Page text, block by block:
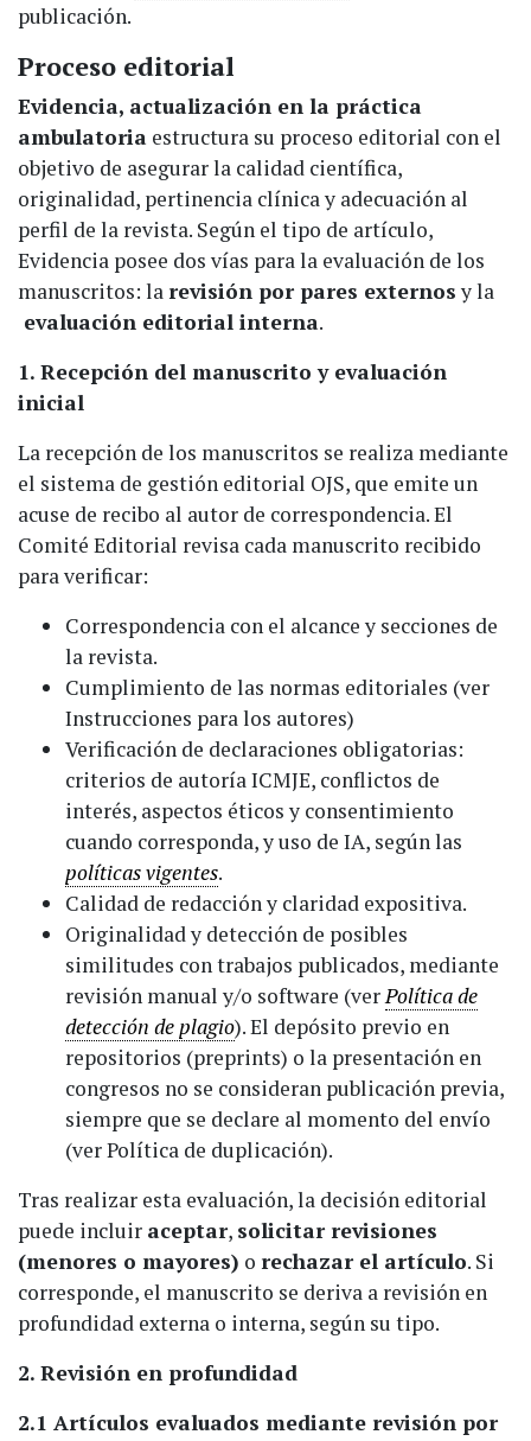
publicación.
Proceso editorial
Evidencia, actualización en la práctica
ambulatoria estructura su proceso editorial con el
objetivo de asegurar la calidad científica,
originalidad, pertinencia clínica y adecuación al
perfil de la revista. Según el tipo de artículo,
Evidencia posee dos vías para la evaluación de los
manuscritos: larevisión por pares externos y la
evaluación editorial interna.
1. Recepción del manuscrito y evaluación
inicial
La recepción de los manuscritos se realiza mediante
el sistema de gestión editorial OJS, que emite un
acuse de recibo al autor de correspondencia.El
Comité Editorial revisa cada manuscrito recibido
para verificar:
Correspondencia con el alcance y secciones de
la revista.
Cumplimiento de las normas editoriales (ver
Instrucciones para los autores)
Verificación de declaraciones obligatorias:
criterios de autoría ICMJE, conflictos de
interés, aspectos éticos y consentimiento
cuando corresponda, y uso de IA, según las
políticas vigentes.
Calidad de redacción y claridad expositiva.
Originalidad y detección de posibles
similitudes con trabajos publicados, mediante
revisión manual y/o software (verPolítica de
detección de plagio). El depósito previo en
repositorios (preprints) o la presentación en
congresos no se consideran publicación previa,
siempre que se declare al momento del envío
(ver Política de duplicación).
Tras realizar esta evaluación, la decisión editorial
puede incluir aceptar, solicitar revisiones
(menores o mayores) o rechazar el artículo. Si
corresponde, el manuscrito se deriva a revisión en
profundidad externa o interna, según su tipo.
2. Revisión en profundidad
2.1 Artículos evaluados mediante revisión por